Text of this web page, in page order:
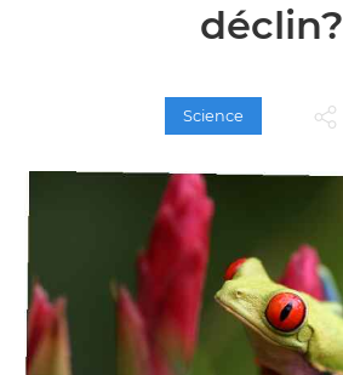
déclin?
Science